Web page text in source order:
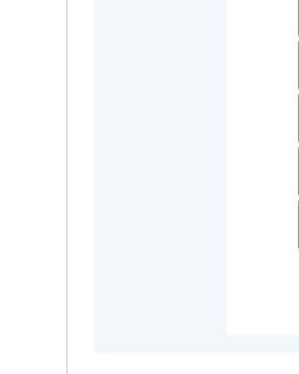
レバテックでの実績があ
複数案件を保有している
ご経験と実績に応じてス
新しいアイディアや技術
経験豊富なエンジニアと
スキルアップされたい方
週5日常駐での作業を想定